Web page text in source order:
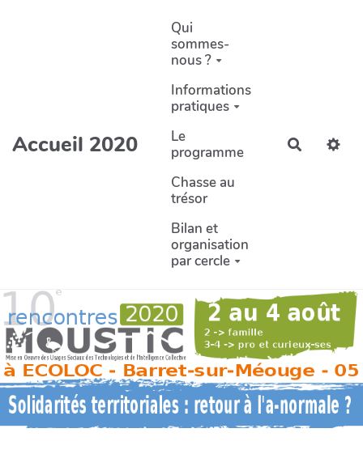
Aller au contenu principal
Accueil 2020
Qui
sommes-
nous ?
Informations
pratiques
Le
programme
Chasse au
trésor
Bilan et
organisation
par cercle